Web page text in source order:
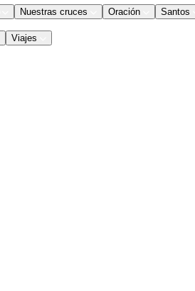
Nuestras cruces Oración Santos
Viajes